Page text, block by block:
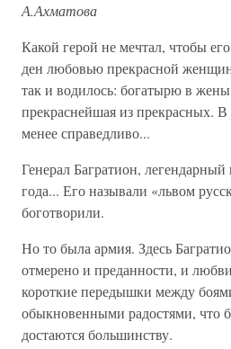
А.Ахматова
Какой герой не мечтал, чтобы
ден любовью прекрасной
так и водилось: богатырю в жены
прекраснейшая из прекрасных.
менее справед­ливо...
Генерал Багратион, легендарный
года... Его называли «львом
боготворили.
Но то была армия. Здесь
отмерено и преданности, и
короткие передышки между
обыкновенными радостями, что
достаются большинству.